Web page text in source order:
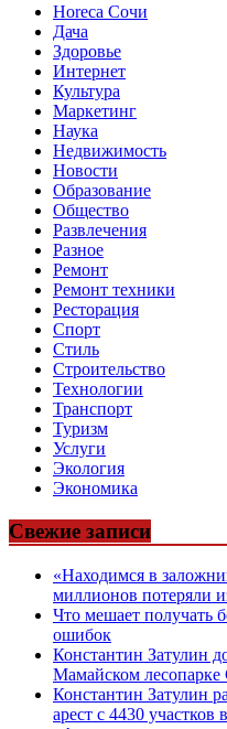
Horeca Сочи
Дача
Здоровье
Интернет
Культура
Маркетинг
Наука
Недвижимость
Новости
Образование
Общество
Развлечения
Разное
Ремонт
Ремонт техники
Ресторация
Спорт
Стиль
Строительство
Технологии
Транспорт
Туризм
Услуги
Экология
Экономика
Свежие записи
«Находимся в
миллионов потеряли
Что мешает получать
ошибок
Константин Затулин
Мамайском лесопарке
Константин Затулин
арест с 4430 участков